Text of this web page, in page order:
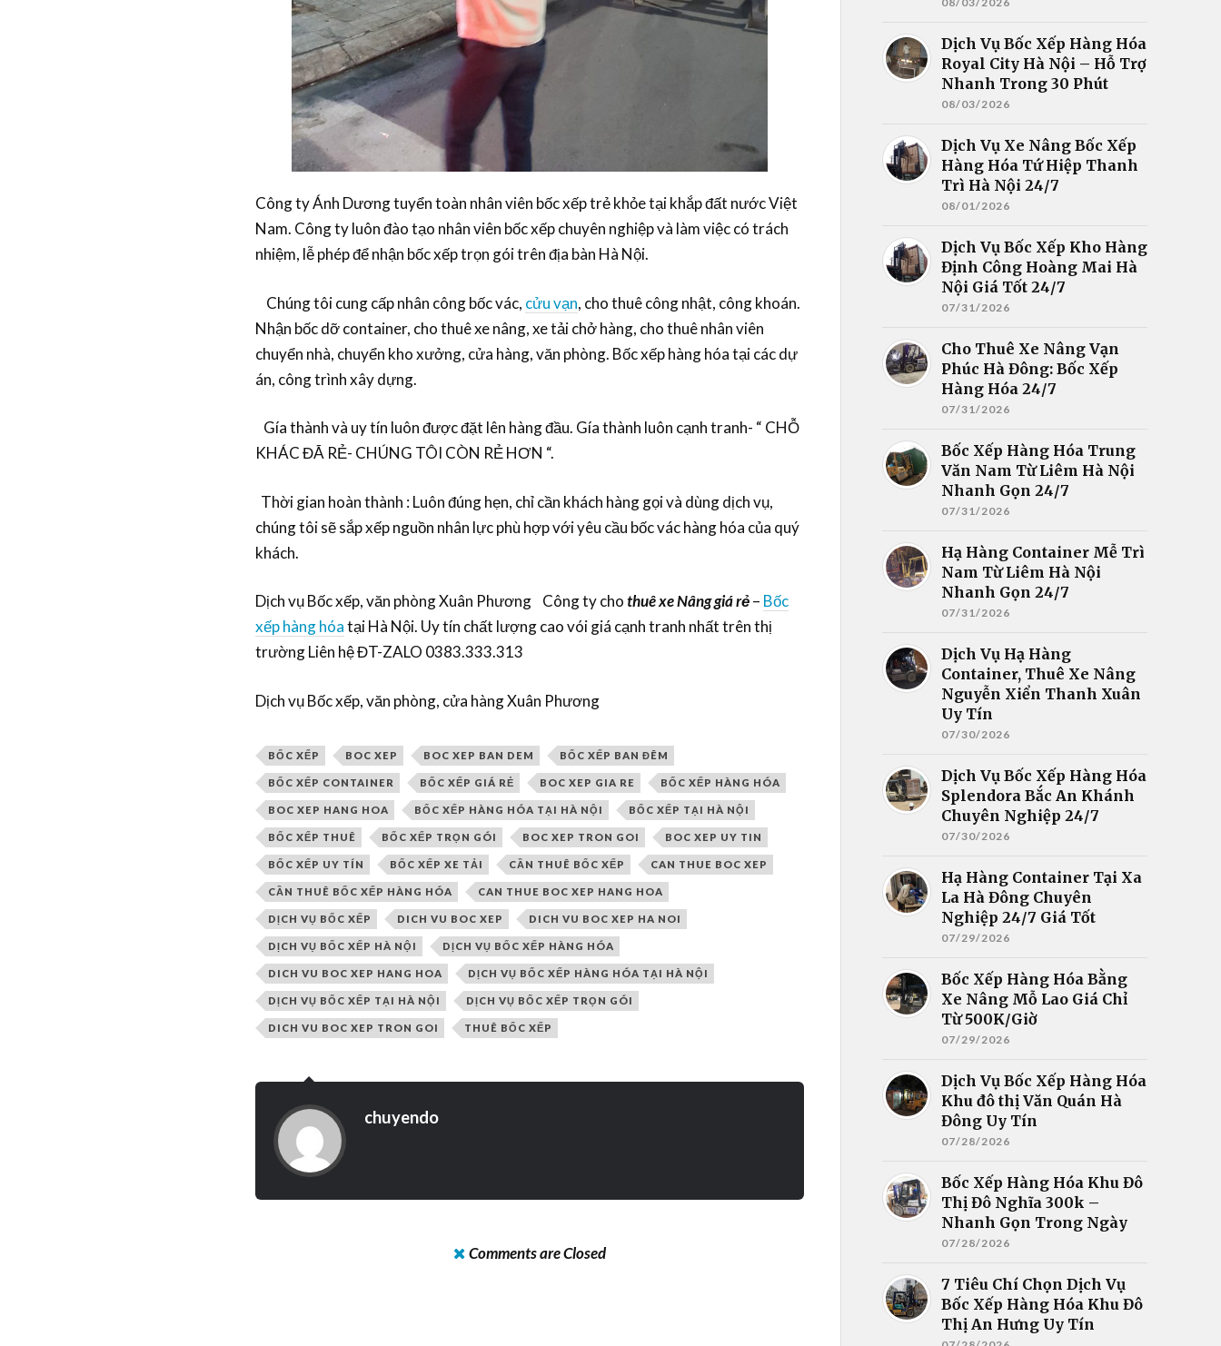
Công ty Ánh Dương tuyển toàn nhân viên bốc xếp trẻ khỏe tại khắp đất nước Việt
Nam. Công ty luôn đào tạo nhân viên bốc xếp chuyên nghiệp và làm việc có trách
nhiệm, lễ phép để nhận bốc xếp trọn gói trên địa bàn Hà Nội.
Chúng tôi cung cấp nhân công bốc vác, cửu vạn, cho thuê công nhật, công khoán.
Nhận bốc dỡ container, cho thuê xe nâng, xe tải chở hàng, cho thuê nhân viên
chuyển nhà, chuyển kho xưởng, cửa hàng, văn phòng. Bốc xếp hàng hóa tại các dự
án, công trình xây dựng.
Gía thành và uy tín luôn được đặt lên hàng đầu. Gía thành luôn cạnh tranh- “ CHỖ
KHÁC ĐÃ RẺ- CHÚNG TÔI CÒN RẺ HƠN “.
Thời gian hoàn thành : Luôn đúng hẹn, chỉ cần khách hàng gọi và dùng dịch vụ,
chúng tôi sẽ sắp xếp nguồn nhân lực phù hợp với yêu cầu bốc vác hàng hóa của quý
khách.
Dịch vụ Bốc xếp, văn phòng Xuân Phương Công ty chothuê xe Nâng giá rẻ– Bốc
xếp hàng hóatại Hà Nội. Uy tín chất lượng cao vói giá cạnh tranh nhất trên thị
trường Liên hệ ĐT-ZALO 0383.333.313
Dịch vụ Bốc xếp, văn phòng, cửa hàng Xuân Phương
BỐC XẾP BOC XEP BOC XEP BAN DEM BỐC XẾP BAN ĐÊM
BỐC XẾP CONTAINER BỐC XẾP GIÁ RẺ BOC XEP GIA RE BỐC XẾP HÀNG HÓA
BOC XEP HANG HOA BỐC XẾP HÀNG HÓA TẠI HÀ NỘI BỐC XẾP TẠI HÀ NỘI
BỐC XẾP THUÊ BỐC XẾP TRỌN GÓI BOC XEP TRON GOI BOC XEP UY TIN
BỐC XẾP UY TÍN BỐC XẾP XE TẢI CẦN THUÊ BỐC XẾP CAN THUE BOC XEP
CẦN THUÊ BỐC XẾP HÀNG HÓA CAN THUE BOC XEP HANG HOA
DỊCH VỤ BỐC XẾP DICH VU BOC XEP DICH VU BOC XEP HA NOI
DỊCH VỤ BỐC XẾP HÀ NỘI DỊCH VỤ BỐC XẾP HÀNG HÓA
DICH VU BOC XEP HANG HOA DỊCH VỤ BỐC XẾP HÀNG HÓA TẠI HÀ NỘI
DỊCH VỤ BỐC XẾP TẠI HÀ NỘI DỊCH VỤ BỐC XẾP TRỌN GÓI
DICH VU BOC XEP TRON GOI THUÊ BỐC XẾP
chuyendo
Comments are Closed
Dịch Vụ Bốc Xếp Hàng Hóa
Royal City Hà Nội – Hỗ Trợ
Nhanh Trong 30 Phút
08/03/2026
Dịch Vụ Xe Nâng Bốc Xếp
Hàng Hóa Tứ Hiệp Thanh
Trì Hà Nội 24/7
08/01/2026
Dịch Vụ Bốc Xếp Kho Hàng
Định Công Hoàng Mai Hà
Nội Giá Tốt 24/7
07/31/2026
Cho Thuê Xe Nâng Vạn
Phúc Hà Đông: Bốc Xếp
Hàng Hóa 24/7
07/31/2026
Bốc Xếp Hàng Hóa Trung
Văn Nam Từ Liêm Hà Nội
Nhanh Gọn 24/7
07/31/2026
Hạ Hàng Container Mễ Trì
Nam Từ Liêm Hà Nội
Nhanh Gọn 24/7
07/31/2026
Dịch Vụ Hạ Hàng
Container, Thuê Xe Nâng
Nguyễn Xiển Thanh Xuân
Uy Tín
07/30/2026
Dịch Vụ Bốc Xếp Hàng Hóa
Splendora Bắc An Khánh
Chuyên Nghiệp 24/7
07/30/2026
Hạ Hàng Container Tại Xa
La Hà Đông Chuyên
Nghiệp 24/7 Giá Tốt
07/29/2026
Bốc Xếp Hàng Hóa Bằng
Xe Nâng Mỗ Lao Giá Chỉ
Từ 500K/Giờ
07/29/2026
Dịch Vụ Bốc Xếp Hàng Hóa
Khu đô thị Văn Quán Hà
Đông Uy Tín
07/28/2026
Bốc Xếp Hàng Hóa Khu Đô
Thị Đô Nghĩa 300k –
Nhanh Gọn Trong Ngày
07/28/2026
7 Tiêu Chí Chọn Dịch Vụ
Bốc Xếp Hàng Hóa Khu Đô
Thị An Hưng Uy Tín